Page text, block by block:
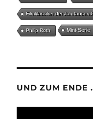
Filmklassiker der
Philip Roth Mini-Serie
UND ZUM ENDE